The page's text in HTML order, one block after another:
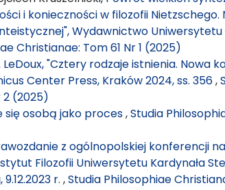
i konieczności w filozofii
Wydawnictwo Uniwersytetu
Christianae: Tom 61 Nr 1 (2025)
LeDoux, "Cztery rodzaje istnienia. Nowa
Center Press, Kraków 2024, ss. 356,
2 (2025)
się osobą jako proces,Studia
z ogólnopolskiej konferencji
Filozofii Uniwersytetu Kardynała
r. ,Studia Philosophiae